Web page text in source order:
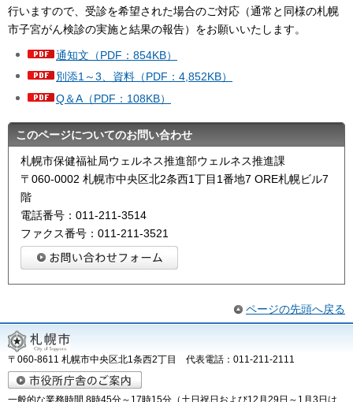
行いますので、受診を希望された場合のご対応（通常と同様の札幌
市子宮がん検診の実施と結果の報告）をお願いいたします。​​​​
通知文（PDF：854KB）
別添1～3、資料（PDF：4,852KB）
Q＆A（PDF：108KB）
このページについてのお問い合わせ
札幌市保健福祉局ウェルネス推進部ウェルネス推進課
〒060-0002 札幌市中央区北2条西1丁目1番地7 ORE札幌ビル7
階
電話番号：011-211-3514
ファクス番号：011-211-3521
ページの先頭へ戻る
〒060-8611 札幌市中央区北1条西2丁目 代表電話：011-211-2111